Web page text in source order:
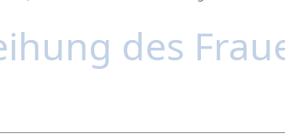
des